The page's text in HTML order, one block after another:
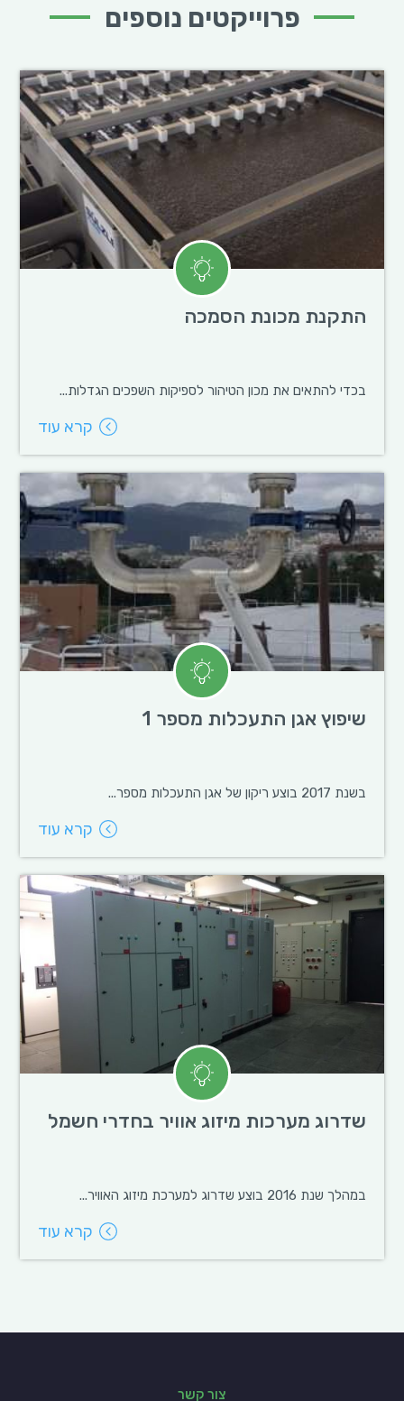
פרוייקטים נוספים
התקנת מכונת הסמכה
בכדי להתאים את מכון הטיהור לספיקות השפכים הגדלות...
קרא עוד
שיפוץ אגן התעכלות מספר 1
בשנת 2017 בוצע ריקון של אגן התעכלות מספר...
קרא עוד
שדרוג מערכות מיזוג אוויר בחדרי חשמל
במהלך שנת 2016 בוצע שדרוג למערכת מיזוג האוויר...
קרא עוד
צור קשר